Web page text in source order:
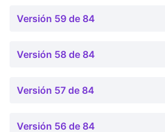
Versión 59 de 84
Versión 58 de 84
Versión 57 de 84
Versión 56 de 84